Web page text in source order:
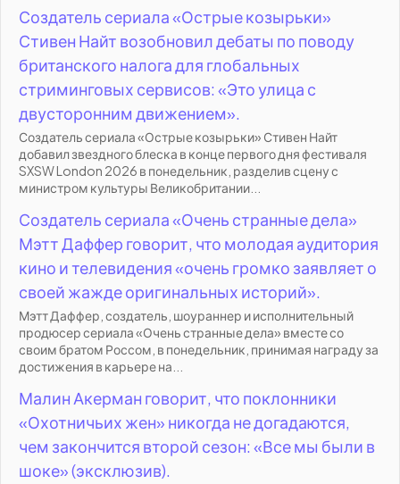
Создатель сериала «Острые козырьки»
Стивен Найт возобновил дебаты по поводу
британского налога для глобальных
стриминговых сервисов: «Это улица с
двусторонним движением».
Создатель сериала «Острые козырьки» Стивен Найт
добавил звездного блеска в конце первого дня фестиваля
SXSW London 2026 в понедельник, разделив сцену с
министром культуры Великобритании...
Создатель сериала «Очень странные дела»
Мэтт Даффер говорит, что молодая аудитория
кино и телевидения «очень громко заявляет о
своей жажде оригинальных историй».
Мэтт Даффер, создатель, шоураннер и исполнительный
продюсер сериала «Очень странные дела» вместе со
своим братом Россом, в понедельник, принимая награду за
достижения в карьере на...
Малин Акерман говорит, что поклонники
«Охотничьих жен» никогда не догадаются,
чем закончится второй сезон: «Все мы были в
шоке» (эксклюзив).